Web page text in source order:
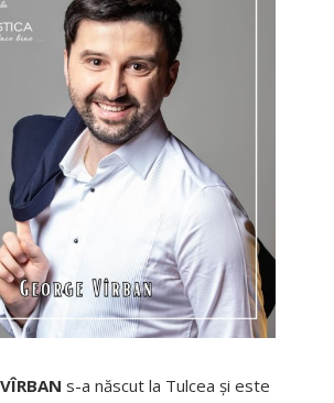
s-a născut la Tulcea și este